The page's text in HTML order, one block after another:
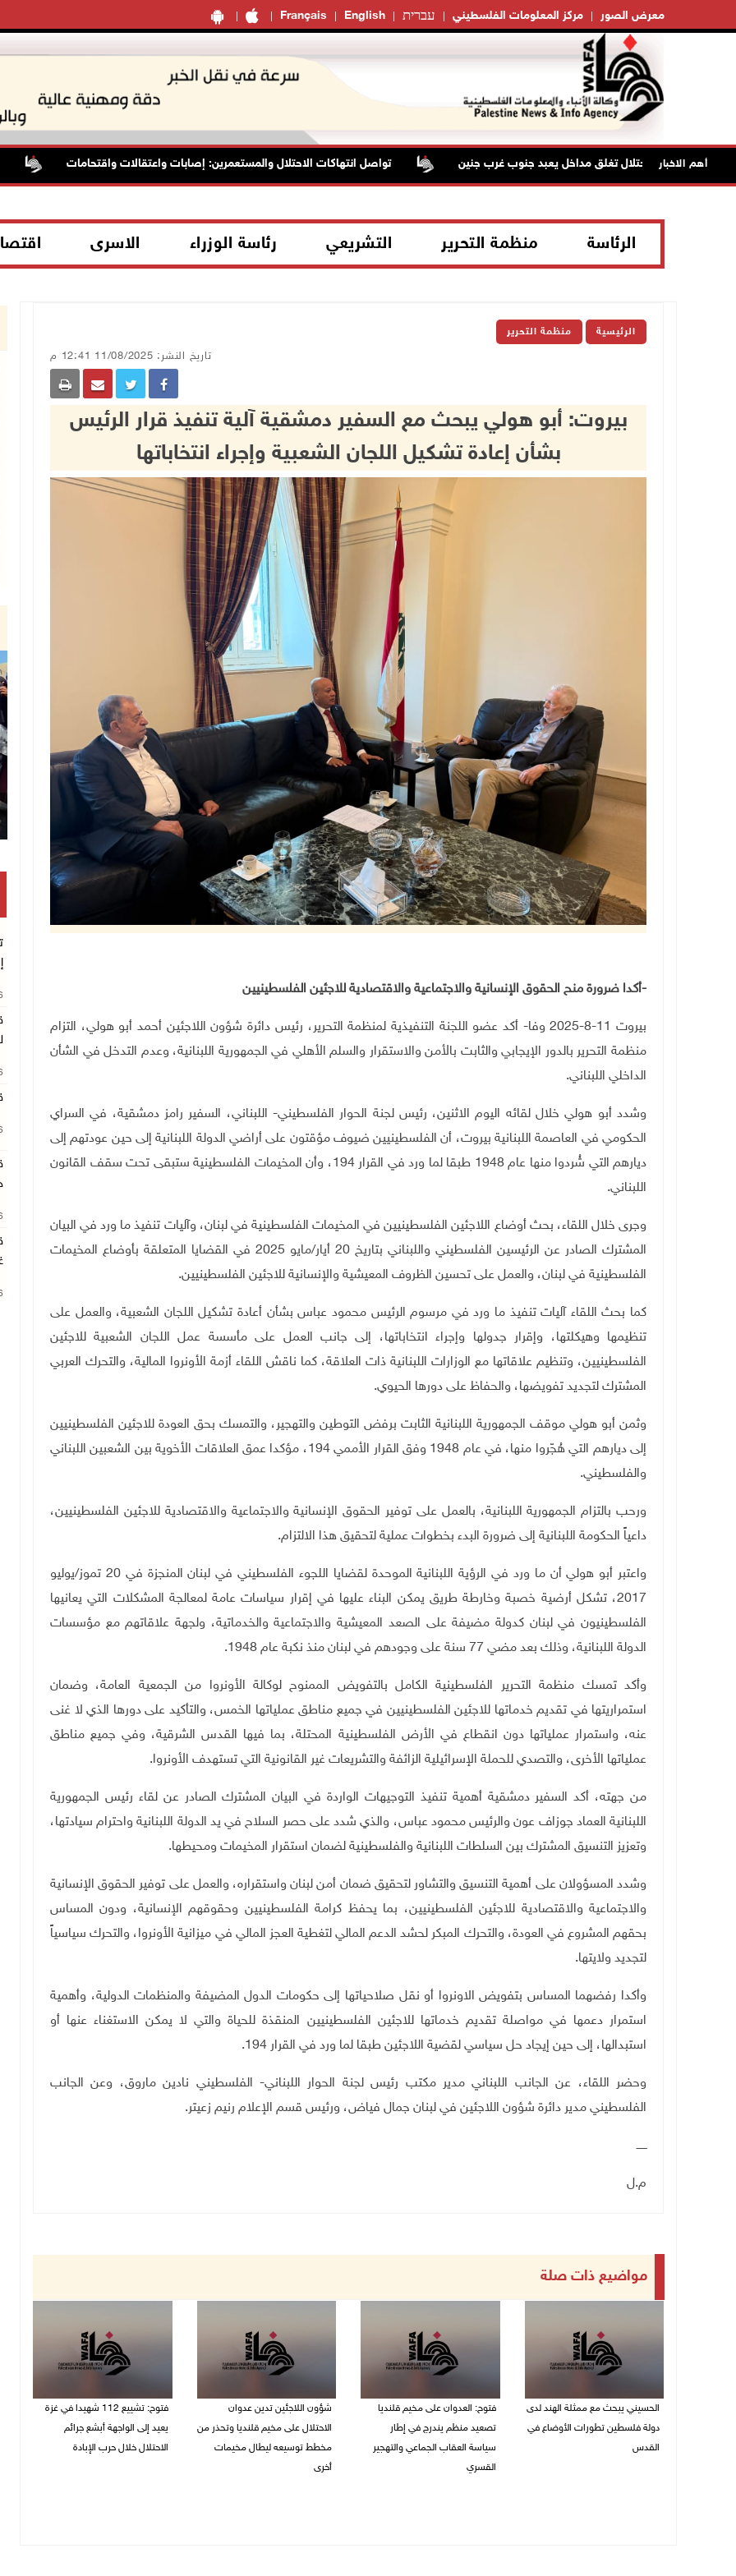
Français English עברית مركز المعلومات الفلسطيني معرض الصور
أهم الاخبار
قوات الاحتلال تغلق مداخل يعبد جنوب غرب جنين تواصل انتهاكات الاحتلال والمستعمرين: إصابات واعتقالات واقتحامات
الرئاسة منظمة التحرير التشريعي رئاسة الوزراء الاسرى
الرئيسية منظمة التحرير
تاريخ النشر: 11/08/2025 12:41 م
بيروت: أبو هولي يبحث مع السفير دمشقية آلية تنفيذ قرار الرئيس
بشأن إعادة تشكيل اللجان الشعبية وإجراء انتخاباتها
-أكدا ضرورة منح الحقوق الإنسانية والاجتماعية والاقتصادية للاجئين الفلسطينيين
بيروت 11-8-2025 وفا- أكد عضو اللجنة التنفيذية لمنظمة التحرير، رئيس دائرة شؤون اللاجئين أحمد أبو هولي، التزام
منظمة التحرير بالدور الإيجابي والثابت بالأمن والاستقرار والسلم الأهلي في الجمهورية اللبنانية، وعدم التدخل في الشأن
الداخلي اللبناني.
وشدد أبو هولي خلال لقائه اليوم الاثنين، رئيس لجنة الحوار الفلسطيني- اللبناني، السفير رامز دمشقية، في السراي
الحكومي في العاصمة اللبنانية بيروت، أن الفلسطينيين ضيوف مؤقتون على أراضي الدولة اللبنانية إلى حين عودتهم إلى
ديارهم التي شُردوا منها عام 1948 طبقا لما ورد في القرار 194، وأن المخيمات الفلسطينية ستبقى تحت سقف القانون
اللبناني.
وجرى خلال اللقاء، بحث أوضاع اللاجئين الفلسطينيين في المخيمات الفلسطينية في لبنان، وآليات تنفيذ ما ورد في البيان
المشترك الصادر عن الرئيسين الفلسطيني واللبناني بتاريخ 20 أيار/مايو 2025 في القضايا المتعلقة بأوضاع المخيمات
الفلسطينية في لبنان، والعمل على تحسين الظروف المعيشية والإنسانية للاجئين الفلسطينيين.
كما بحث اللقاء آليات تنفيذ ما ورد في مرسوم الرئيس محمود عباس بشأن أعادة تشكيل اللجان الشعبية، والعمل على
تنظيمها وهيكلتها، وإقرار جدولها وإجراء انتخاباتها، إلى جانب العمل على مأسسة عمل اللجان الشعبية للاجئين
الفلسطينيين، وتنظيم علاقاتها مع الوزارات اللبنانية ذات العلاقة، كما ناقش اللقاء أزمة الأونروا المالية، والتحرك العربي
المشترك لتجديد تفويضها، والحفاظ على دورها الحيوي.
وثمن أبو هولي موقف الجمهورية اللبنانية الثابت برفض التوطين والتهجير، والتمسك بحق العودة للاجئين الفلسطينيين
إلى ديارهم التي هُجّروا منها، في عام 1948 وفق القرار الأممي 194، مؤكدا عمق العلاقات الأخوية بين الشعبين اللبناني
والفلسطيني.
ورحب بالتزام الجمهورية اللبنانية، بالعمل على توفير الحقوق الإنسانية والاجتماعية والاقتصادية للاجئين الفلسطينيين،
داعياً الحكومة اللبنانية إلى ضرورة البدء بخطوات عملية لتحقيق هذا الالتزام.
واعتبر أبو هولي أن ما ورد في الرؤية اللبنانية الموحدة لقضايا اللجوء الفلسطيني في لبنان المنجزة في 20 تموز/يوليو
2017، تشكل أرضية خصبة وخارطة طريق يمكن البناء عليها في إقرار سياسات عامة لمعالجة المشكلات التي يعانيها
الفلسطينيون في لبنان كدولة مضيفة على الصعد المعيشية والاجتماعية والخدماتية، ولجهة علاقاتهم مع مؤسسات
الدولة اللبنانية، وذلك بعد مضي 77 سنة على وجودهم في لبنان منذ نكبة عام 1948
.
وأكد تمسك منظمة التحرير الفلسطينية الكامل بالتفويض الممنوح لوكالة الأونروا من الجمعية العامة، وضمان
استمراريتها في تقديم خدماتها للاجئين الفلسطينيين في جميع مناطق عملياتها الخمس، والتأكيد على دورها الذي لا غنى
عنه، واستمرار عملياتها دون انقطاع في الأرض الفلسطينية المحتلة، بما فيها القدس الشرقية، وفي جميع مناطق
عملياتها الأخرى، والتصدي للحملة الإسرائيلية الزائفة والتشريعات غير القانونية التي تستهدف الأونروا.
من جهته، أكد السفير دمشقية أهمية تنفيذ التوجيهات الواردة في البيان المشترك الصادر عن لقاء رئيس الجمهورية
اللبنانية العماد جوزاف عون والرئيس محمود عباس، والذي شدد على حصر السلاح في يد الدولة اللبنانية واحترام سيادتها،
وتعزيز التنسيق المشترك بين السلطات اللبنانية والفلسطينية لضمان استقرار المخيمات ومحيطها.
وشدد المسؤولان على أهمية التنسيق والتشاور لتحقيق ضمان أمن لبنان واستقراره، والعمل على توفير الحقوق الإنسانية
والاجتماعية والاقتصادية للاجئين الفلسطينيين، بما يحفظ كرامة الفلسطينيين وحقوقهم الإنسانية، ودون المساس
بحقهم المشروع في العودة، والتحرك المبكر لحشد الدعم المالي لتغطية العجز المالي في ميزانية الأونروا، والتحرك سياسياً
لتجديد ولايتها.
وأكدا رفضهما المساس بتفويض الاونروا أو نقل صلاحياتها إلى حكومات الدول المضيفة والمنظمات الدولية، وأهمية
استمرار دعمها في مواصلة تقديم خدماتها للاجئين الفلسطينيين المنقذة للحياة والتي لا يمكن الاستغناء عنها أو
استبدالها، إلى حين إيجاد حل سياسي لقضية اللاجئين طبقا لما ورد في القرار 194.
وحضر اللقاء، عن الجانب اللبناني مدير مكتب رئيس لجنة الحوار اللبناني- الفلسطيني نادين ماروق، وعن الجانب
الفلسطيني مدير دائرة شؤون اللاجئين في لبنان جمال فياض، ورئيس قسم الإعلام رنيم زعيتر.
ــــــ
م.ل
مواضيع ذات صلة
الحسيني يبحث مع ممثلة الهند لدى
دولة فلسطين تطورات الأوضاع في
القدس
فتوح: العدوان على مخيم قلنديا
تصعيد منظم يندرج في إطار
سياسة العقاب الجماعي والتهجير
القسري
شؤون اللاجئين تدين عدوان
الاحتلال على مخيم قلنديا وتحذر من
مخطط توسيعه ليطال مخيمات
أخرى
فتوح: تشييع 112 شهيدا في غزة
يعيد إلى الواجهة أبشع جرائم
الاحتلال خلال حرب الإبادة